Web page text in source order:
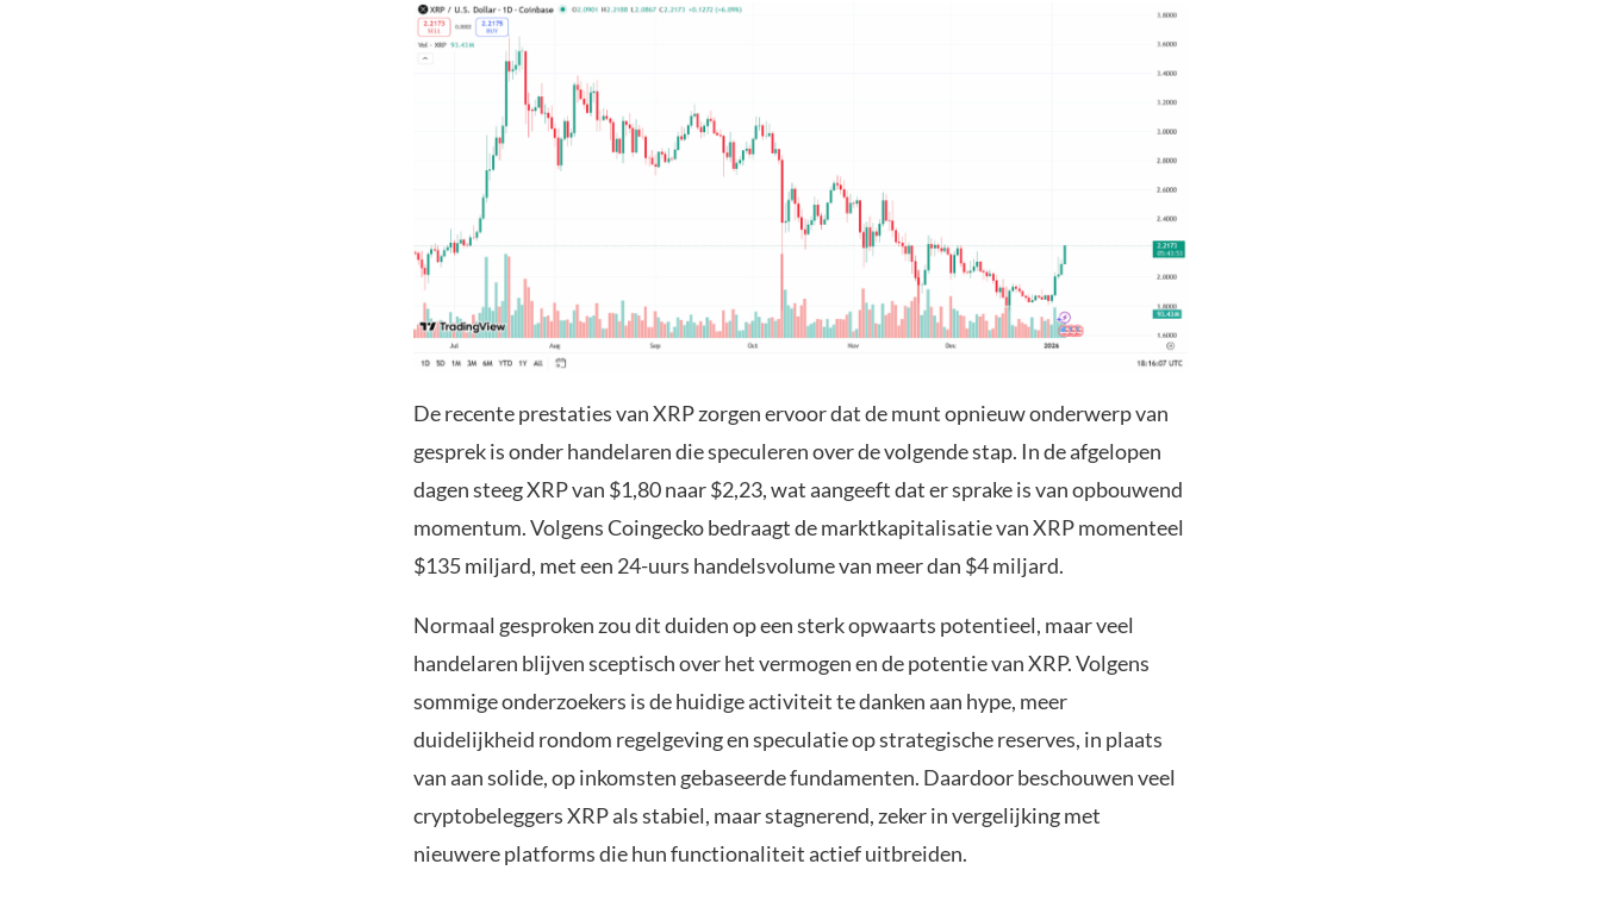
De recente prestaties van XRP zorgen ervoor dat de munt opnieuw onderwerp van
gesprek is onder handelaren die speculeren over de volgende stap. In de afgelopen
dagen steeg XRP van $1,80 naar $2,23, wat aangeeft dat er sprake is van opbouwend
momentum. Volgens Coingecko bedraagt de marktkapitalisatie van XRP momenteel
$135 miljard, met een 24-uurs handelsvolume van meer dan $4 miljard.
Normaal gesproken zou dit duiden op een sterk opwaarts potentieel, maar veel
handelaren blijven sceptisch over het vermogen en de potentie van XRP. Volgens
sommige onderzoekers is de huidige activiteit te danken aan hype, meer
duidelijkheid rondom regelgeving en speculatie op strategische reserves, in plaats
van aan solide, op inkomsten gebaseerde fundamenten. Daardoor beschouwen veel
cryptobeleggers XRP als stabiel, maar stagnerend, zeker in vergelijking met
nieuwere platforms die hun functionaliteit actief uitbreiden.